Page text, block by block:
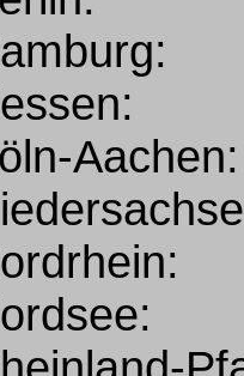
Aachen: